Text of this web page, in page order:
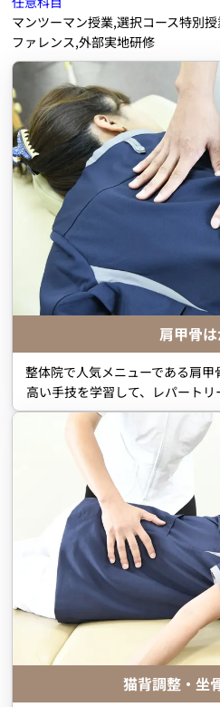
マンツーマン授業,選択コース特別
ファレンス,外部実地研修
肩甲骨
整体院で人気メニューである肩
高い手技を学習して、レパートリ
猫背調整・坐